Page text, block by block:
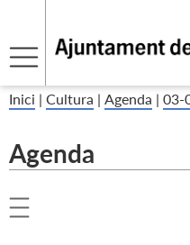
Inici | Cultura | Agenda | 03-
Agenda